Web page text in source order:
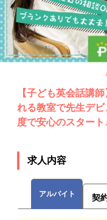
【子ども英会話講
れる教室で先生デ
度で安心のスタート
求人内容
アルバイト 契